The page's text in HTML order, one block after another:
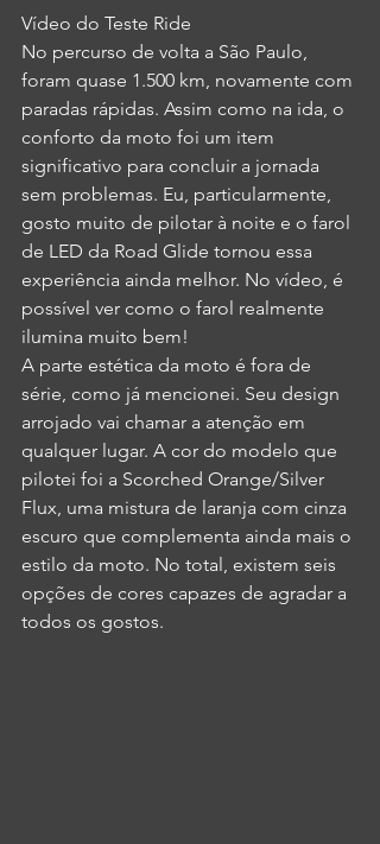
Vídeo do Teste Ride
No percurso de volta a São Paulo,
foram quase 1.500 km, novamente com
paradas rápidas. Assim como na ida, o
conforto da moto foi um item
significativo para concluir a jornada
sem problemas. Eu, particularmente,
gosto muito de pilotar à noite e o farol
de LED da Road Glide tornou essa
experiência ainda melhor. No vídeo, é
possível ver como o farol realmente
ilumina muito bem!
A parte estética da moto é fora de
série, como já mencionei. Seu design
arrojado vai chamar a atenção em
qualquer lugar. A cor do modelo que
pilotei foi a Scorched Orange/Silver
Flux, uma mistura de laranja com cinza
escuro que complementa ainda mais o
estilo da moto. No total, existem seis
opções de cores capazes de agradar a
todos os gostos.